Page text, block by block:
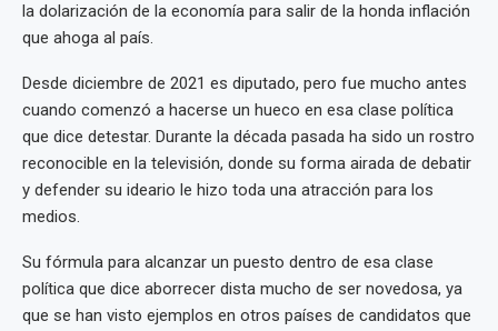
la dolarización de la economía para salir de la honda inflación
que ahoga al país.
Desde diciembre de 2021 es diputado, pero fue mucho antes
cuando comenzó a hacerse un hueco en esa clase política
que dice detestar. Durante la década pasada ha sido un rostro
reconocible en la televisión, donde su forma airada de debatir
y defender su ideario le hizo toda una atracción para los
medios.
Su fórmula para alcanzar un puesto dentro de esa clase
política que dice aborrecer dista mucho de ser novedosa, ya
que se han visto ejemplos en otros países de candidatos que